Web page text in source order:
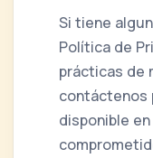
Si tiene
Política de
prácticas de
contáctenos
disponible